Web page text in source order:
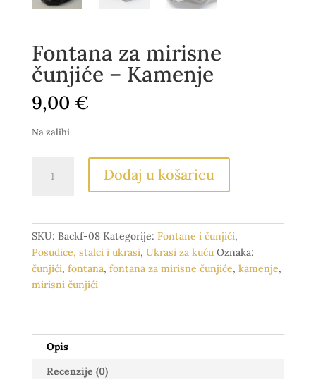
Fontana za mirisne
čunjiće – Kamenje
9,00 €
Na zalihi
Kamenje
količina
Dodaj u košaricu
SKU: Backf-08 Kategorije: Fontane i čunjići,
Posudice, stalci i ukrasi, Ukrasi za kuću Oznaka:
čunjići, fontana, fontana za mirisne čunjiće, kamenje,
mirisni čunjići
Opis
Recenzije (0)